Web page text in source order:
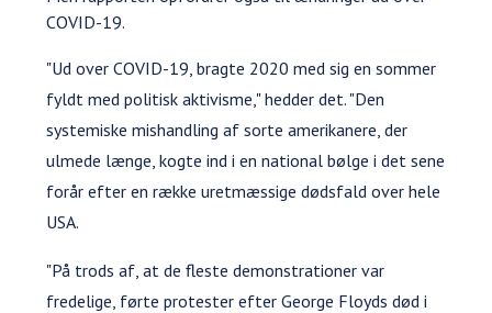
COVID-19.
"Ud over COVID-19, bragte 2020 med sig en sommer
fyldt med politisk aktivisme," hedder det. "Den
systemiske mishandling af sorte amerikanere, der
ulmede længe, kogte ind i en national bølge i det sene
forår efter en række uretmæssige dødsfald over hele
USA.
"På trods af, at de fleste demonstrationer var
fredelige, førte protester efter George Floyds død i